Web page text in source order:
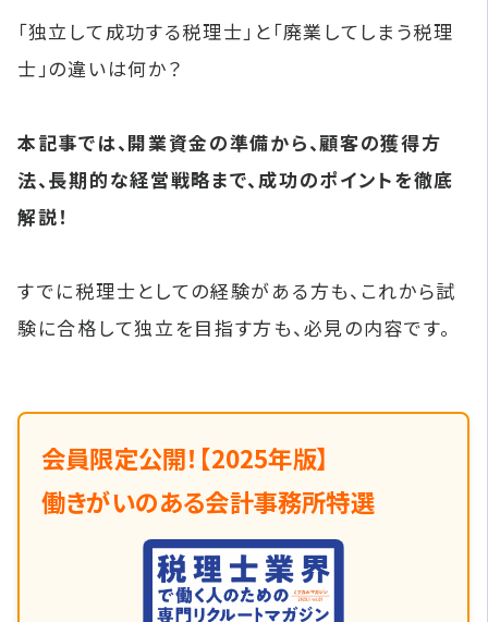
「独立して成功する税理士」と「廃業してしまう税理
士」の違いは何か？
本記事では、開業資金の準備から、顧客の獲得方
法、長期的な経営戦略まで、成功のポイントを徹底
解説！
すでに税理士としての経験がある方も、これから試
験に合格して独立を目指す方も、必見の内容です。
会員限定公開！【2025年版】
働きがいのある会計事務所特選